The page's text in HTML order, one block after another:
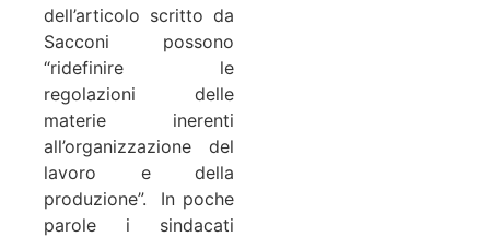
dell’articolo scritto da
Sacconi possono
“ridefinire le
regolazioni delle
materie inerenti
all’organizzazione del
lavoro e della
produzione”. In poche
parole i sindacati